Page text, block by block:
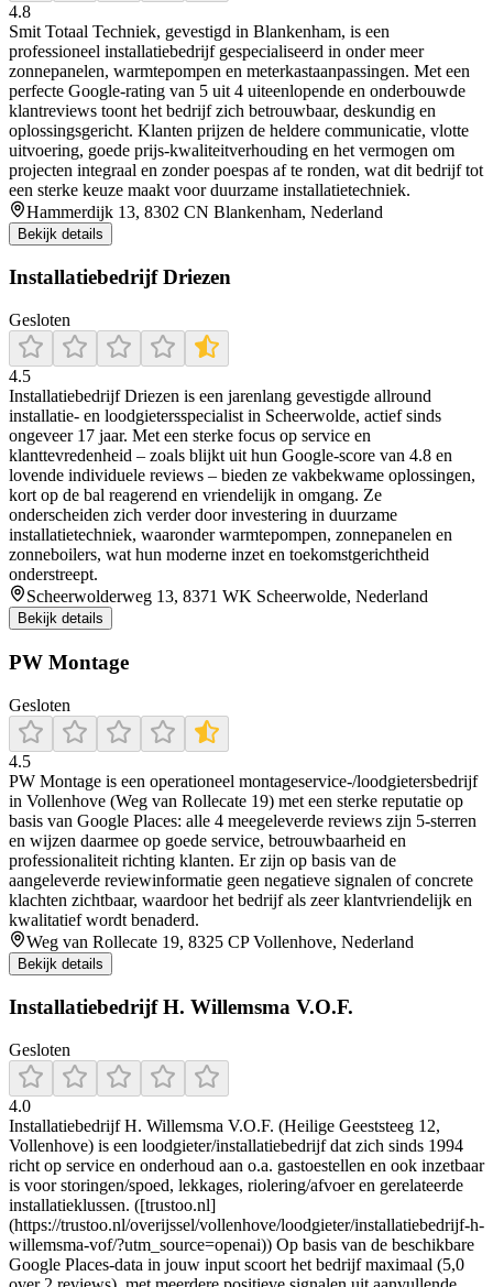
4.8
Smit Totaal Techniek, gevestigd in Blankenham, is een
professioneel installatiebedrijf gespecialiseerd in onder meer
zonnepanelen, warmtepompen en meterkastaanpassingen. Met een
perfecte Google-rating van 5 uit 4 uiteenlopende en onderbouwde
klantreviews toont het bedrijf zich betrouwbaar, deskundig en
oplossingsgericht. Klanten prijzen de heldere communicatie, vlotte
uitvoering, goede prijs-kwaliteitverhouding en het vermogen om
projecten integraal en zonder poespas af te ronden, wat dit bedrijf tot
een sterke keuze maakt voor duurzame installatietechniek.
Hammerdijk 13, 8302 CN Blankenham, Nederland
Bekijk details
Installatiebedrijf Driezen
Gesloten
4.5
Installatiebedrijf Driezen is een jarenlang gevestigde allround
installatie- en loodgietersspecialist in Scheerwolde, actief sinds
ongeveer 17 jaar. Met een sterke focus op service en
klanttevredenheid – zoals blijkt uit hun Google-score van 4.8 en
lovende individuele reviews – bieden ze vakbekwame oplossingen,
kort op de bal reagerend en vriendelijk in omgang. Ze
onderscheiden zich verder door investering in duurzame
installatietechniek, waaronder warmtepompen, zonnepanelen en
zonneboilers, wat hun moderne inzet en toekomstgerichtheid
onderstreept.
Scheerwolderweg 13, 8371 WK Scheerwolde, Nederland
Bekijk details
PW Montage
Gesloten
4.5
PW Montage is een operationeel montageservice-/loodgietersbedrijf
in Vollenhove (Weg van Rollecate 19) met een sterke reputatie op
basis van Google Places: alle 4 meegeleverde reviews zijn 5-sterren
en wijzen daarmee op goede service, betrouwbaarheid en
professionaliteit richting klanten. Er zijn op basis van de
aangeleverde reviewinformatie geen negatieve signalen of concrete
klachten zichtbaar, waardoor het bedrijf als zeer klantvriendelijk en
kwalitatief wordt benaderd.
Weg van Rollecate 19, 8325 CP Vollenhove, Nederland
Bekijk details
Installatiebedrijf H. Willemsma V.O.F.
Gesloten
4.0
Installatiebedrijf H. Willemsma V.O.F. (Heilige Geeststeeg 12,
Vollenhove) is een loodgieter/installatiebedrijf dat zich sinds 1994
richt op service en onderhoud aan o.a. gastoestellen en ook inzetbaar
is voor storingen/spoed, lekkages, riolering/afvoer en gerelateerde
installatieklussen. ([trustoo.nl]
(https://trustoo.nl/overijssel/vollenhove/loodgieter/installatiebedrijf-h-
willemsma-vof/?utm_source=openai)) Op basis van de beschikbare
Google Places-data in jouw input scoort het bedrijf maximaal (5,0